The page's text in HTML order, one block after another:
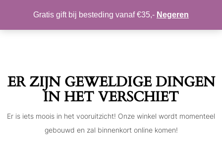
Toggle
MIJN ACCOUNT VERLANGLIJST
ER ZIJN GEWELDIGE DINGEN
IN HET VERSCHIET
Er is iets moois in het vooruitzicht! Onze winkel wordt momenteel
gebouwd en zal binnenkort online komen!
Gratis gift bij besteding vanaf €35,- Negeren